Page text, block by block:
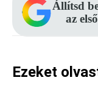
Állítsd
az
Ezeket